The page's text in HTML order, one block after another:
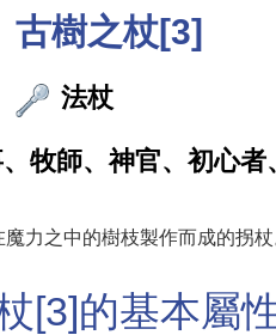
古樹之杖[3]
法杖
牧師、神官、初心
魔力之中的樹枝製作而成的拐
[3]的基本屬